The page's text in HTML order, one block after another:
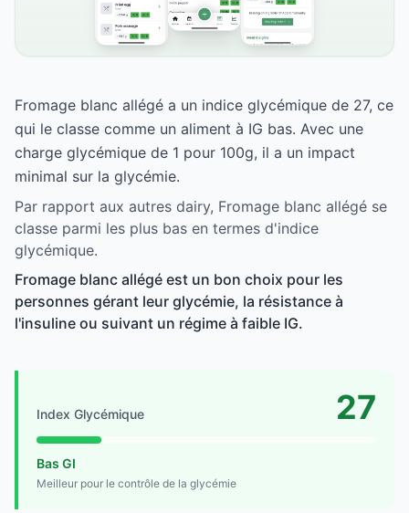
Fromage blanc allégé a un indice glycémique de 27, ce
qui le classe comme un aliment à IG bas. Avec une
charge glycémique de 1 pour 100g, il a un impact
minimal sur la glycémie.
Par rapport aux autres dairy, Fromage blanc allégé se
classe parmi les plus bas en termes d'indice
glycémique.
Fromage blanc allégé est un bon choix pour les
personnes gérant leur glycémie, la résistance à
l'insuline ou suivant un régime à faible IG.
Index Glycémique 27
Bas GI
Meilleur pour le contrôle de la glycémie